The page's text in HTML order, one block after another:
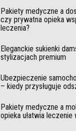
Pakiety medyczne a
czy prywatna opieka
leczenia?
Eleganckie sukienki
stylizacjach premium
Ubezpieczenie
– kiedy przysługuje
Pakiety medyczne a
opieka ułatwia